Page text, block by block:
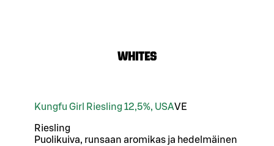
WHITES
Kungfu Girl Riesling 12,5%, USAVE
Riesling
Puolikuiva, runsaan aromikas ja hedelmäinen